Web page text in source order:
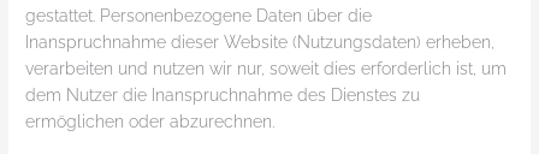
gestattet. Personenbezogene Daten über die
Inanspruchnahme dieser Website (Nutzungsdaten) erheben,
verarbeiten und nutzen wir nur, soweit dies erforderlich ist, um
dem Nutzer die Inanspruchnahme des Dienstes zu
ermöglichen oder abzurechnen.